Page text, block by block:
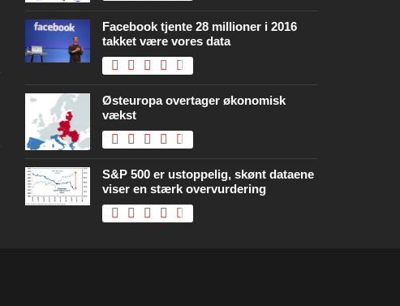
Facebook tjente 28 millioner i 2016
takket være vores data
Østeuropa overtager økonomisk
vækst
S&P 500 er ustoppelig, skønt dataene
viser en stærk overvurdering